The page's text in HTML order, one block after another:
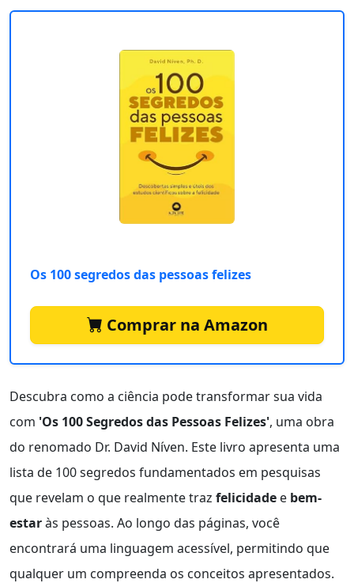
Os 100 segredos das pessoas felizes
Comprar na Amazon
Descubra como a ciência pode transformar sua vida
com 'Os 100 Segredos das Pessoas Felizes', uma obra
do renomado Dr. David Níven. Este livro apresenta uma
lista de 100 segredos fundamentados em pesquisas
que revelam o que realmente traz felicidade e bem-
estaràs pessoas. Ao longo das páginas, você
encontrará uma linguagem acessível, permitindo que
qualquer um compreenda os conceitos apresentados.